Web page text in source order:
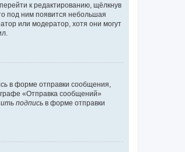
к редактированию, щёлкнув
под ним появится небольшая
или модератор, хотя они могут
в форме отправки сообщения,
«Отправка сообщений»
подпись в форме отправки